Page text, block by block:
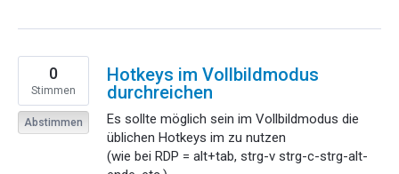
Hotkeys im Vollbildmodus
durchreichen
Es sollte möglich sein im Vollbildmodus die
üblichen Hotkeys im zu nutzen
(wie bei RDP = alt+tab, strg-v strg-c-strg-alt-
0
Stimmen
Abstimmen